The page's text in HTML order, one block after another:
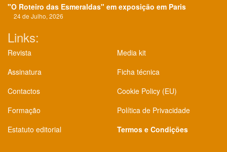
"O Roteiro das Esmeraldas" em exposição em Paris
24 de Julho, 2026
Links:
Revista
Assinatura
Contactos
Formação
Estatuto editorial
Media kit
Ficha técnica
Cookie Policy (EU)
Política de Privacidade
Termos e Condições